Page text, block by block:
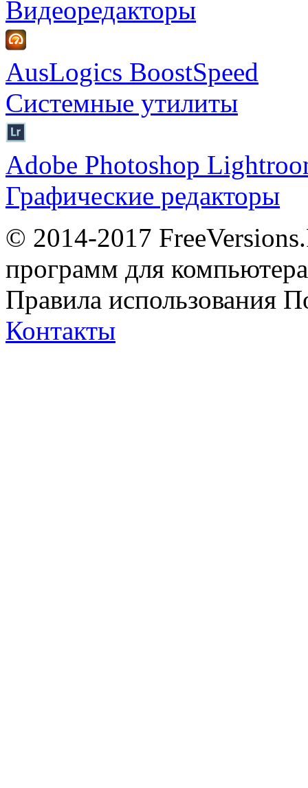
Видеоредакторы
AusLogics BoostSpeed
Системные утилиты
Adobe Photoshop
Графические редакторы
© 2014-2017
программ для
Правила использования
Контакты